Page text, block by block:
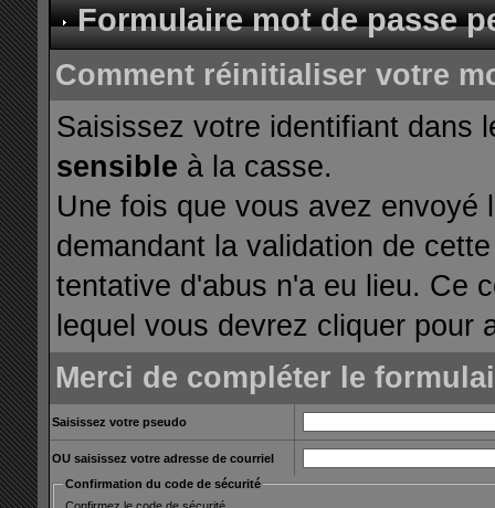
Formulaire mot de passe
Comment réinitialiser votre
Saisissez votre identifiant dans
sensible à la casse.
Une fois que vous avez envoyé
demandant la validation de
tentative d'abus n'a eu lieu. Ce
lequel vous devrez cliquer pour
Merci de compléter le
Saisissez votre pseudo
OU saisissez votre adresse de courriel
Confirmation du code de sécurité